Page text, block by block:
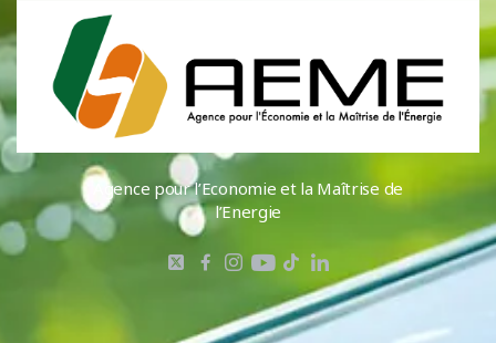
Agence pour l’Economie et la Maîtrise de
l’Energie